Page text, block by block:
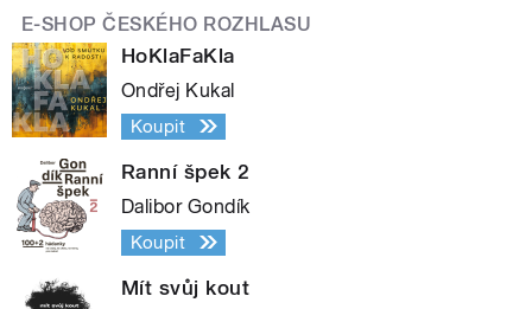
E-SHOP ČESKÉHO ROZHLASU
HoKlaFaKla
Ondřej Kukal
Koupit
Ranní špek 2
Dalibor Gondík
Koupit
Mít svůj kout